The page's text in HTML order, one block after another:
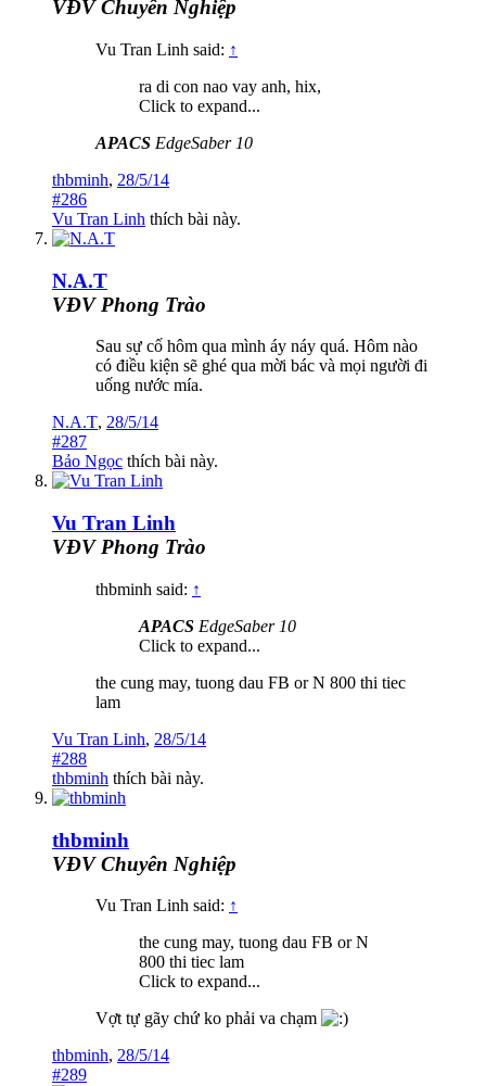
VĐV Chuyên Nghiệp
Vu Tran Linh said: ↑
ra di con nao vay anh, hix,
Click to expand...
APACS EdgeSaber 10
thbminh, 28/5/14
#286
Vu Tran Linh thích bài này.
N.A.T
VĐV Phong Trào
Sau sự cố hôm qua mình áy náy quá. Hôm nào
có điều kiện sẽ ghé qua mời bác và mọi người đi
uống nước mía.
N.A.T, 28/5/14
#287
Bảo Ngọc thích bài này.
Vu Tran Linh
VĐV Phong Trào
thbminh said: ↑
APACS EdgeSaber 10
Click to expand...
the cung may, tuong dau FB or N 800 thi tiec
lam
Vu Tran Linh, 28/5/14
#288
thbminh thích bài này.
thbminh
VĐV Chuyên Nghiệp
Vu Tran Linh said: ↑
the cung may, tuong dau FB or N
800 thi tiec lam
Click to expand...
Vợt tự gãy chứ ko phải va chạm
thbminh, 28/5/14
#289